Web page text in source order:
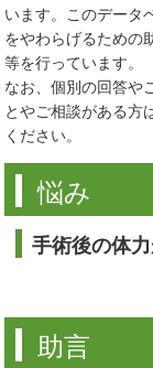
います。このデータ
をやわらげるための
等を行っています。
なお、個別の回答や
とやご相談がある方
ください。
悩み
手術後の体
助言